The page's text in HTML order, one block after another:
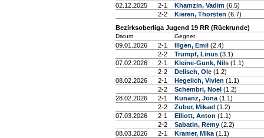
02.12.2025 2-1 Khamzin, Vadim (6.5)
2-2
Kieren, Thorsten (6.7)
Bezirksoberliga Jugend 19 RR (Rückrunde)
Datum Gegner
09.01.2026 2-1 Illgen, Emil (2.4)
2-2
Trumpf, Linus (3.1)
07.02.2026
2-1 Kleine-Gunk, Nils (1.1)
2-2
Delisch, Ole (1.2)
08.02.2026
2-1 Hegelich, Vivien (1.1)
2-2
Schembri, Noel (1.2)
28.02.2026
2-1 Kunanz, Jona (1.1)
2-2
Zuber, Mikael (1.2)
07.03.2026
2-1 Elliott, Anton (1.1)
2-2
Sabatin, Remy (2.2)
08.03.2026
2-1 Kramer, Mika (1.1)